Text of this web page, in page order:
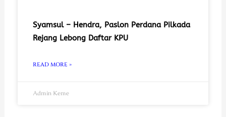
Syamsul – Hendra, Paslon Perdana Pilkada
Rejang Lebong Daftar KPU
READ MORE »
Admin Keme